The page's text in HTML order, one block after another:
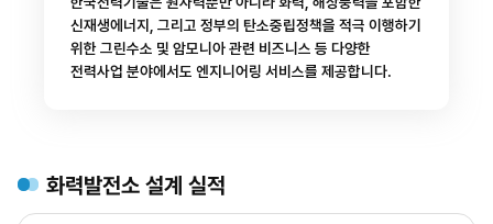
신재생에너지, 그리고 정부의 탄소중립정책을 적극 이행하기
위한 그린수소 및 암모니아 관련 비즈니스 등 다양한
전력사업 분야에서도 엔지니어링 서비스를 제공합니다.
화력발전소 설계 실적